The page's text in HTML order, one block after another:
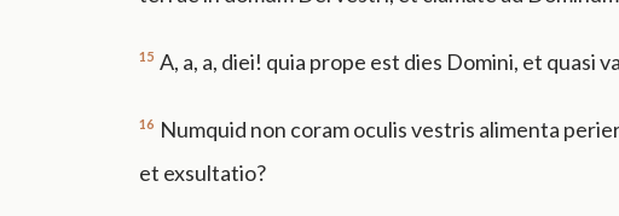
15 A, a, a, diei! quia prope est dies Domini, et quasi
16 Numquid non coram oculis vestris alimenta
et exsultatio?